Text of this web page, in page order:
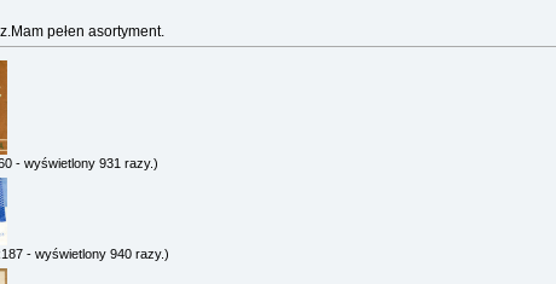
pełen asortyment.
- wyświetlony 931 razy.)
- wyświetlony 940 razy.)